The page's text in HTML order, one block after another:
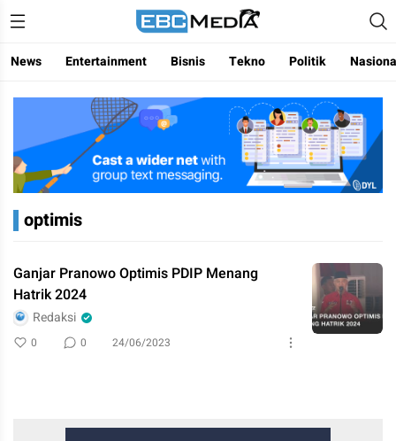
ebctvmedia
Menggapai Cakrawala Untuk Indonesia
News Entertainment Bisnis Tekno Politik
optimis
Ganjar Pranowo Optimis PDIP Menang
Hatrik 2024
Redaksi
0 0 24/06/2023